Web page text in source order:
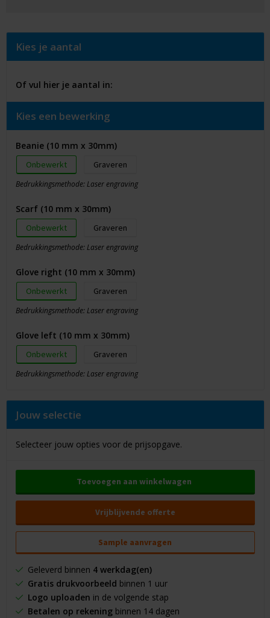
Kies je aantal
Of vul hier je aantal in:
Kies een bewerking
Beanie (10 mm x 30mm)
Onbewerkt Graveren
Bedrukkingsmethode: Laser engraving
Scarf (10 mm x 30mm)
Onbewerkt Graveren
Bedrukkingsmethode: Laser engraving
Glove right (10 mm x 30mm)
Onbewerkt Graveren
Bedrukkingsmethode: Laser engraving
Glove left (10 mm x 30mm)
Onbewerkt Graveren
Bedrukkingsmethode: Laser engraving
Jouw selectie
Selecteer jouw opties voor de prijsopgave.
Toevoegen aan winkelwagen
Vrijblijvende offerte
Sample aanvragen
Geleverd binnen 4 werkdag(en)
Gratis drukvoorbeeld binnen 1 uur
Logo uploaden in de volgende stap
Betalen op rekeningbinnen 14 dagen